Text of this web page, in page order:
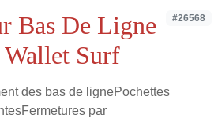
#26568
Bas De Ligne
Surf
des bas de lignePochettes
par